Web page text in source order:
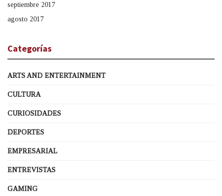
septiembre 2017
agosto 2017
Categorías
ARTS AND ENTERTAINMENT
CULTURA
CURIOSIDADES
DEPORTES
EMPRESARIAL
ENTREVISTAS
GAMING